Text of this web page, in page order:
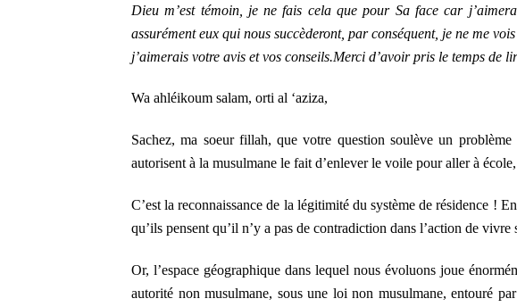
Dieu m’est témoin, je ne fais cela que pour Sa face car
assurément eux qui nous succèderont, par conséquent, je ne me
j’aimerais votre avis et vos conseils.Merci d’avoir pris le temps de
Wa ahléikoum salam, orti al ‘aziza,
Sachez, ma soeur fillah, que votre question soulève un
autorisent à la musulmane le fait d’enlever le voile pour aller à
C’est la reconnaissance de la légitimité du système de résidence !
qu’ils pensent qu’il n’y a pas de contradiction dans l’action de
Or, l’espace géographique dans lequel nous évoluons joue
autorité non musulmane, sous une loi non musulmane, entouré